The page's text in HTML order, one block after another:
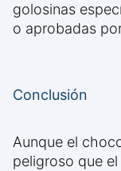
golosinas
o aprobadas
Conclusión
Aunque el
peligroso que